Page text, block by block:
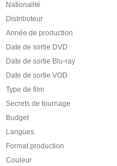
Nationalité
Distributeur
Année de production
Date de sortie DVD
Date de sortie Blu-ray
Date de sortie VOD
Type de film
Secrets de tournage
Budget
Langues
Format production
Couleur